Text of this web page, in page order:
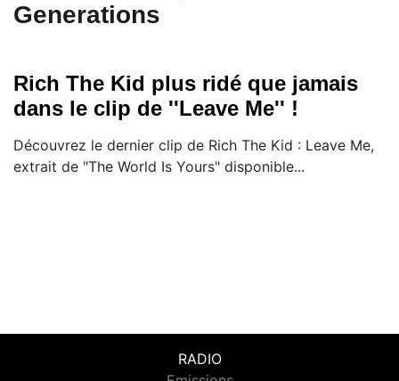
Generations
Rich The Kid plus ridé que jamais
dans le clip de ''Leave Me'' !
Découvrez le dernier clip de Rich The Kid : Leave Me,
extrait de "The World Is Yours" disponible...
RADIO